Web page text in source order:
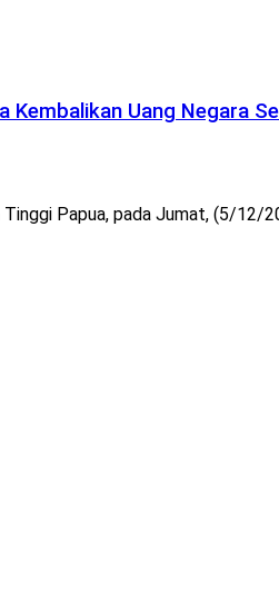
Kembalikan Uang Negara
Papua, pada Jumat, (5/12/